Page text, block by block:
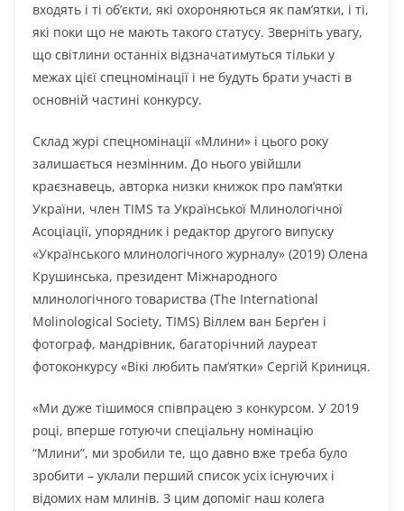
входять і ті об’єкти, які охороняються як пам’ятки, і ті,
які поки що не мають такого статусу. Зверніть увагу,
що світлини останніх відзначатимуться тільки у
межах цієї спецномінації і не будуть брати участі в
основній частині конкурсу.
Склад журі спецномінації «Млини» і цього року
залишається незмінним. До нього увійшли
краєзнавець, авторка низки книжок про пам’ятки
України, член TIMS та Української Млинологічної
Асоціації, упорядник і редактор другого випуску
«Українського млинологічного журналу» (2019) Олена
Крушинська, президент Міжнародного
млинологічного товариства (The International
Molinological Society, TIMS) Віллем ван Берґен і
фотограф, мандрівник, багаторічний лауреат
фотоконкурсу «Вікі любить пам’ятки» Сергій Криниця.
«Ми дуже тішимося співпрацею з конкурсом. У 2019
році, вперше готуючи спеціальну номінацію
“Млини”, ми зробили те, що давно вже треба було
зробити – уклали перший список усіх існуючих і
відомих нам млинів. З цим допоміг наш колега